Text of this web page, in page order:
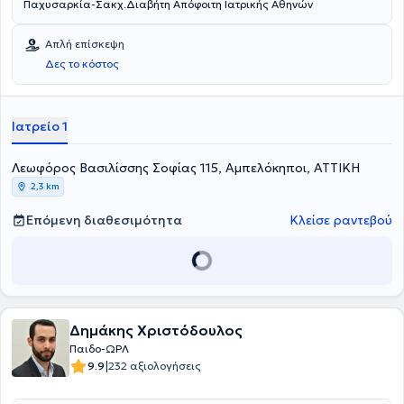
Παχυσαρκία-Σακχ.Διαβήτη Απόφοιτη Ιατρικής Αθηνών
Απλή επίσκεψη
Δες το κόστος
Ιατρείο 1
Λεωφόρος Βασιλίσσης Σοφίας 115, Αμπελόκηποι, ΑΤΤΙΚΗ
2,3 km
Επόμενη διαθεσιμότητα Κλείσε ραντεβού
Δημάκης Χριστόδουλος
Παιδο-ΩΡΛ
9.9|232 αξιολογήσεις